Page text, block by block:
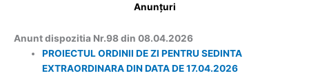
Anunțuri
Anunt dispozitia Nr.98 din 08.04.2026
PROIECTUL ORDINII DE ZI PENTRU SEDINTA
EXTRAORDINARA DIN DATA DE 17.04.2026